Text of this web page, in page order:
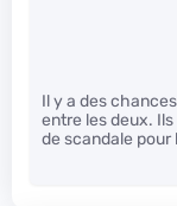
Il y a des
entre les deux.
de scandale